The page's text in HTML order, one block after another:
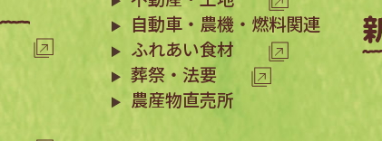
自動車・農機・燃料関連
ふれあい食材
葬祭・法要
農産物直売所